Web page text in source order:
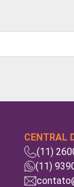
CENTRAL
(11)
(11)